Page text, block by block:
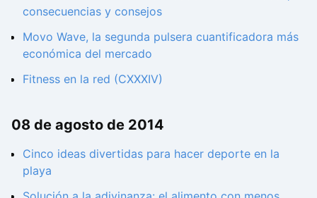
consecuencias y consejos
Movo Wave, la segunda pulsera cuantificadora más
económica del mercado
Fitness en la red (CXXXIV)
08 de agosto de 2014
Cinco ideas divertidas para hacer deporte en la
playa